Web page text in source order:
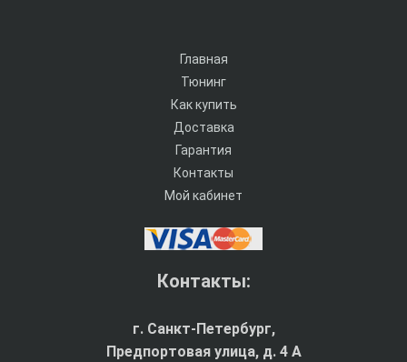
Главная
Тюнинг
Как купить
Доставка
Гарантия
Контакты
Мой кабинет
Контакты:
г. Санкт-Петербург,
Предпортовая улица, д. 4 A